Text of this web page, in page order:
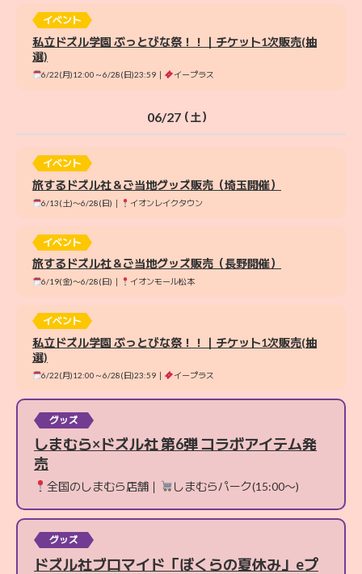
イベント
私立ドズル学園 ぶっとびな祭！！｜チケット1次販売(抽
選)
6/22(月)12:00～6/28(日)23:59｜ イープラス
06/27（土）
イベント
旅するドズル社＆ご当地グッズ販売（埼玉開催）
6/13(土)〜6/28(日)｜ イオンレイクタウン
イベント
旅するドズル社＆ご当地グッズ販売（長野開催）
6/19(金)〜6/28(日)｜ イオンモール松本
イベント
私立ドズル学園 ぶっとびな祭！！｜チケット1次販売(抽
選)
6/22(月)12:00～6/28(日)23:59｜ イープラス
グッズ
しまむら×ドズル社 第6弾 コラボアイテム発
売
全国のしまむら店舗｜ しまむらパーク(15:00〜)
グッズ
ドズル社ブロマイド「ぼくらの夏休み」eプ